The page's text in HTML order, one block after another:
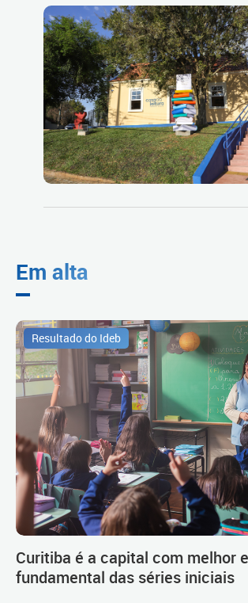
Em alta
Resultado do Ideb
Curitiba é a capital com melhor
fundamental das séries iniciais